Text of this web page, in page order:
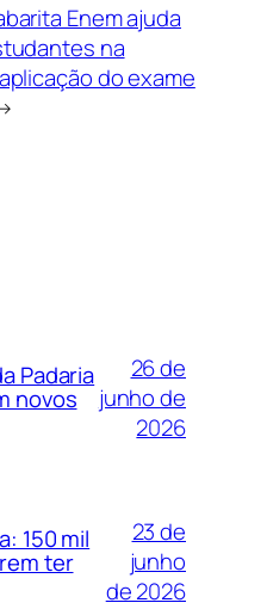
Enem ajuda
na
do exame
Padaria
novos
26 de
junho de
2026
150 mil
ter
23 de
junho
de 2026